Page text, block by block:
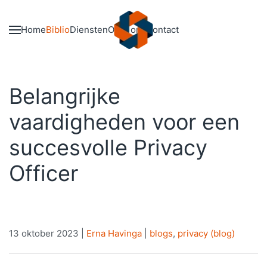
Skip to main content
HomeBiblioDienstenOver onsContact
Belangrijke
vaardigheden voor een
succesvolle Privacy
Officer
13 oktober 2023 Erna Havinga blogs, privacy (blog)